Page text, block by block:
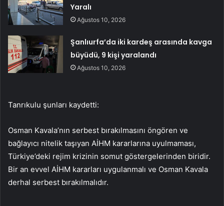
Yaralı
Ağustos 10, 2026
Şanlıurfa’da iki kardeş arasında kavga
büyüdü, 9 kişi yaralandı
Ağustos 10, 2026
Tanrıkulu şunları kaydetti:
Osman Kavala’nın serbest bırakılmasını öngören ve
bağlayıcı nitelik taşıyan AİHM kararlarına uyulmaması,
Türkiye’deki rejim krizinin somut göstergelerinden biridir.
Bir an evvel AİHM kararları uygulanmalı ve Osman Kavala
derhal serbest bırakılmalıdır.